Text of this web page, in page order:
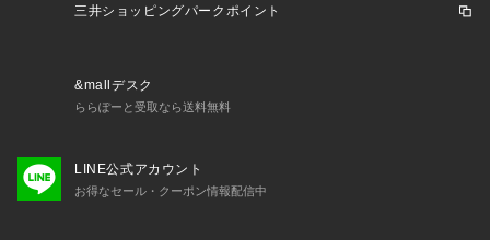
三井ショッピングパークポイント
&mallデスク
ららぽーと受取なら送料無料
LINE公式アカウント
お得なセール・クーポン情報配信中